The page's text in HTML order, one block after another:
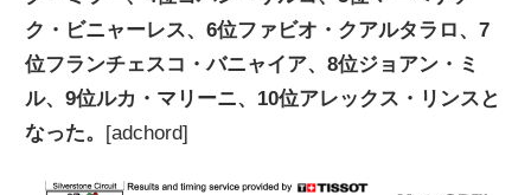
ニ
ク・ビニャーレス、6位ファビオ・クアルタラロ、7
位フランチェスコ・バニャイア、8位ジョアン・ミ
ル、9位ルカ・マリーニ、10位アレックス・リンスと
なった。 [adchord]